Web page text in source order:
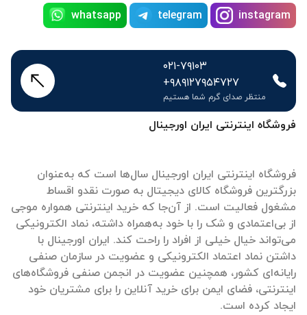
فروشگاه اینترنتی ایران اورجینال
فروشگاه اینترنتی ایران اورجینال سال‌ها است که به‌عنوان
بزرگترین فروشگاه کالای دیجیتال به صورت نقدو اقساط
مشغول فعالیت است. از آن‌جا که خرید اینترنتی همواره موجی
از بی‌اعتمادی و شک را با خود به‌همراه داشته، نماد الکترونیکی
می‌تواند خیال خیلی از افراد را راحت کند. ایران اورجینال با
داشتن نماد اعتماد الکترونیکی و عضویت در سازمان صنفی
رایانه‌ای کشور، همچنین عضویت در انجمن صنفی فروشگاه‌های
اینترنتی، فضای ایمن برای خرید آنلاین را برای مشتریان خود
ایجاد کرده است.
instagram
telegram
whatsapp
۰۲۱-۷۹۱۰۳
+۹۸۹۱۲۷۹۵۴۷۲۷
منتظر صدای گرم شما هستیم